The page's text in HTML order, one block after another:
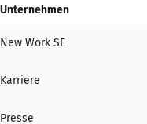
Unternehmen
New Work SE
Karriere
Presse